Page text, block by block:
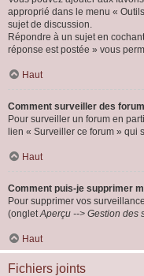
approprié dans le menu «
sujet de discussion.
Répondre à un sujet en
réponse est postée » vous
Haut
Comment surveiller des
Pour surveiller un forum en
lien « Surveiller ce forum » qui
Haut
Comment puis-je supprimer
Pour supprimer vos
(ongletAperçu --> Gestion des
Haut
Fichiers joints